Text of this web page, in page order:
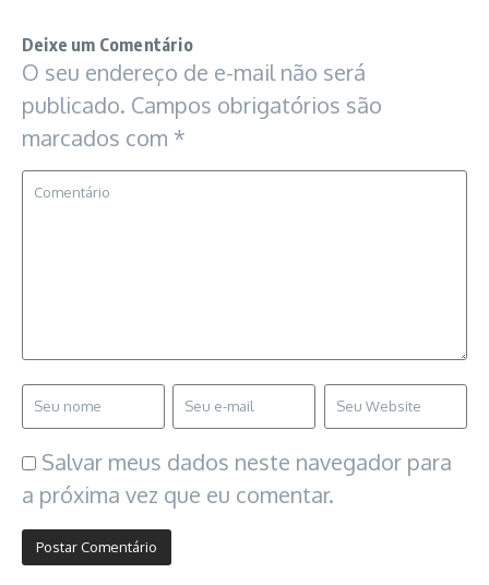
Deixe um Comentário
O seu endereço de e-mail não será
publicado. Campos obrigatórios são
marcados com *
Salvar meus dados neste navegador para
a próxima vez que eu comentar.